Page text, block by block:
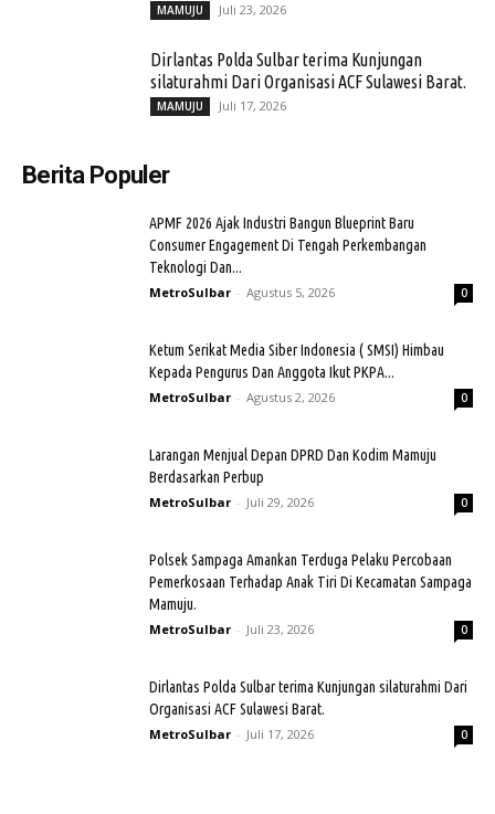
MAMUJU Juli 23, 2026
Dirlantas Polda Sulbar terima Kunjungan
silaturahmi Dari Organisasi ACF Sulawesi Barat.
MAMUJU Juli 17, 2026
Berita Populer
APMF 2026 Ajak Industri Bangun Blueprint Baru
Consumer Engagement Di Tengah Perkembangan
Teknologi Dan...
MetroSulbar - Agustus 5, 2026 0
Ketum Serikat Media Siber Indonesia ( SMSI) Himbau
Kepada Pengurus Dan Anggota Ikut PKPA...
MetroSulbar - Agustus 2, 2026 0
Larangan Menjual Depan DPRD Dan Kodim Mamuju
Berdasarkan Perbup
MetroSulbar - Juli 29, 2026 0
Polsek Sampaga Amankan Terduga Pelaku Percobaan
Pemerkosaan Terhadap Anak Tiri Di Kecamatan Sampaga
Mamuju.
MetroSulbar - Juli 23, 2026 0
Dirlantas Polda Sulbar terima Kunjungan silaturahmi Dari
Organisasi ACF Sulawesi Barat.
MetroSulbar - Juli 17, 2026 0